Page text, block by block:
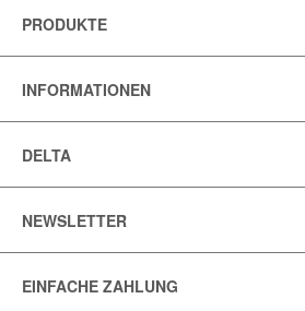
PRODUKTE
INFORMATIONEN
DELTA
NEWSLETTER
EINFACHE ZAHLUNG